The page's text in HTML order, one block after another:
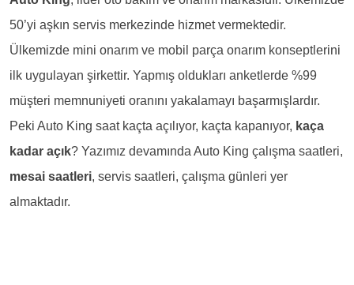
50’yi aşkın servis merkezinde hizmet vermektedir.
Ülkemizde mini onarım ve mobil parça onarım konseptlerini
ilk uygulayan şirkettir. Yapmış oldukları anketlerde %99
müşteri memnuniyeti oranını yakalamayı başarmışlardır.
Peki Auto King saat kaçta açılıyor, kaçta kapanıyor, kaça
kadar açık? Yazımız devamında Auto King çalışma saatleri,
mesai saatleri, servis saatleri, çalışma günleri yer
almaktadır.